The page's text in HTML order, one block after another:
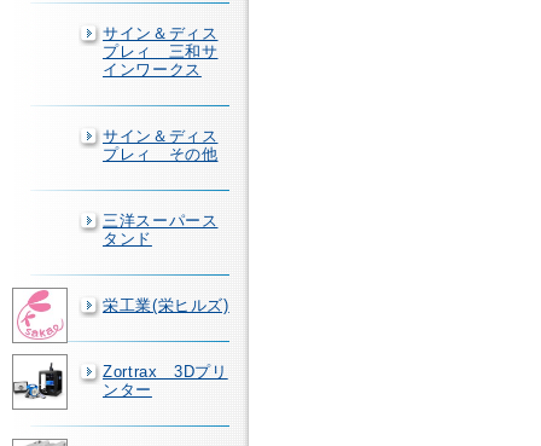
サイン＆ディス
プレィ 三和サ
インワークス
サイン＆ディス
プレィ その他
三洋スーパース
タンド
栄工業(栄ヒルズ)
Zortrax 3Dプリ
ンター